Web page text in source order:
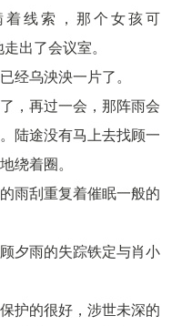
线索，那个女孩可
出了会议室。
经乌泱泱一片了。
，再过一会，那阵雨会
陆途没有马上去找顾一
绕着圈。
雨刮重复着催眠一般的
夕雨的失踪铁定与肖小
护的很好，涉世未深的